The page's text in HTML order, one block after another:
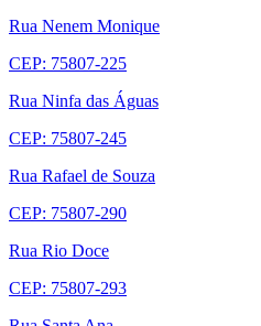
Rua Nenem Monique
CEP: 75807-225
Rua Ninfa das Águas
CEP: 75807-245
Rua Rafael de Souza
CEP: 75807-290
Rua Rio Doce
CEP: 75807-293